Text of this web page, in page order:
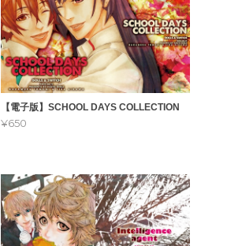
【電子版】SCHOOL DAYS COLLECTION
¥650